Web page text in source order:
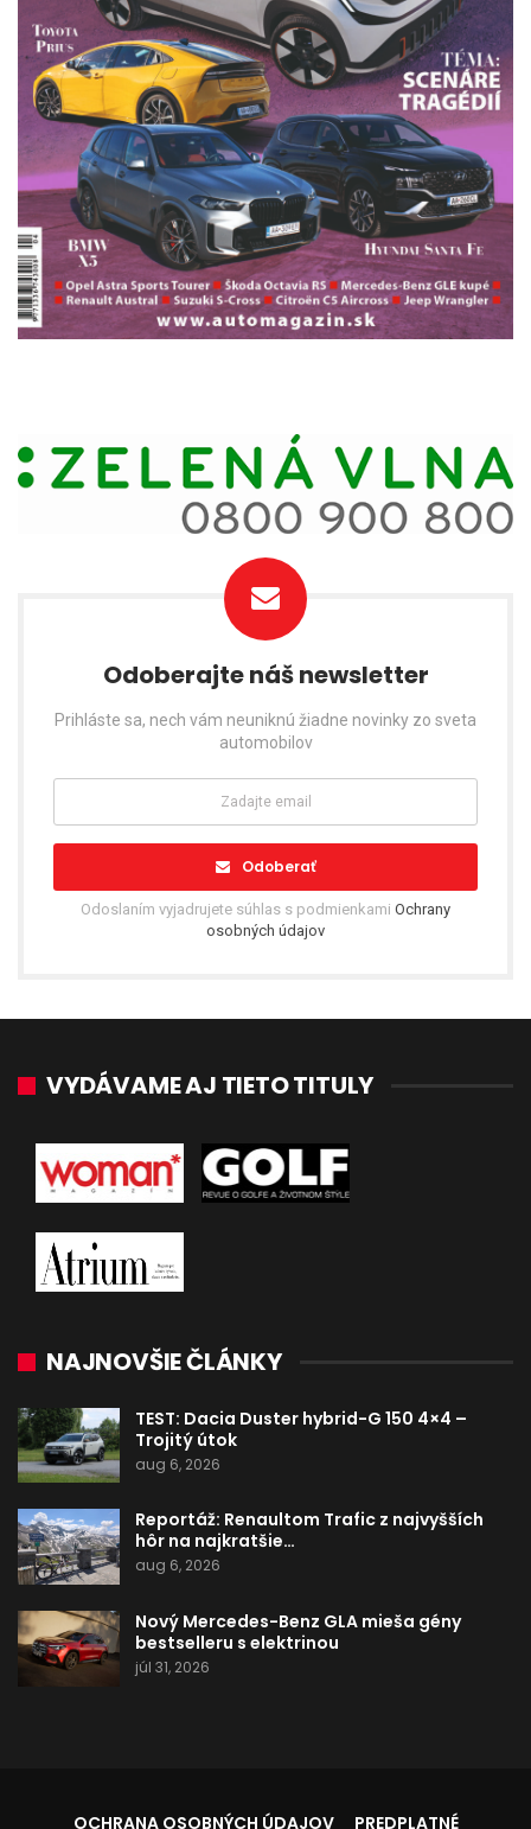
Odoberajte náš newsletter
Prihláste sa, nech vám neuniknú žiadne novinky zo sveta
automobilov
Odoberať
Odoslaním vyjadrujete súhlas s podmienkami Ochrany
osobných údajov
VYDÁVAME AJ TIETO TITULY
NAJNOVŠIE ČLÁNKY
TEST: Dacia Duster hybrid-G 150 4×4 –
Trojitý útok
aug 6, 2026
Reportáž: Renaultom Trafic z najvyšších
hôr na najkratšie…
aug 6, 2026
Nový Mercedes-Benz GLA mieša gény
bestselleru s elektrinou
júl 31, 2026
OCHRANA OSOBNÝCH ÚDAJOV PREDPLATNÉ